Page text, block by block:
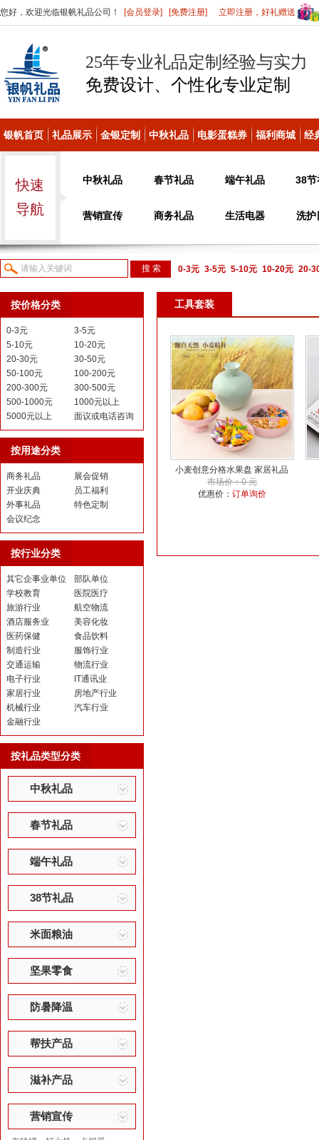
您好，欢迎光临银帆礼品公司！ [会员登录] [免费注册] 立即注册，好礼赠送
25年专业礼品定制经验与实力
免费设计、个性化专业定制
银帆首页 礼品展示 金银定制 中秋礼品 电影蛋糕券 福利商城 经
快速
导航
中秋礼品 春节礼品 端午礼品 38节
营销宣传 商务礼品 生活电器 洗护
0-3元 3-5元 5-10元 10-20元 20-
议或电话咨询
按价格分类
0-3元
3-5元
5-10元
10-20元
20-30元
30-50元
50-100元
100-200元
200-300元
300-500元
500-1000元
1000元以上
5000元以上
面议或电话咨询
按用途分类
商务礼品
展会促销
开业庆典
员工福利
外事礼品
特色定制
会议纪念
按行业分类
其它企事业单位
部队单位
学校教育
医院医疗
旅游行业
航空物流
酒店服务业
美容化妆
医药保健
食品饮料
制造行业
服饰行业
交通运输
物流行业
电子行业
IT通讯业
家居行业
房地产行业
机械行业
汽车行业
金融行业
按礼品类型分类
中秋礼品
春节礼品
端午礼品
38节礼品
米面粮油
坚果零食
防暑降温
帮扶产品
滋补产品
营销宣传
工具套装
小麦创意分格水果盘 家居礼品
市场价：0 元
优惠价： 订单询价